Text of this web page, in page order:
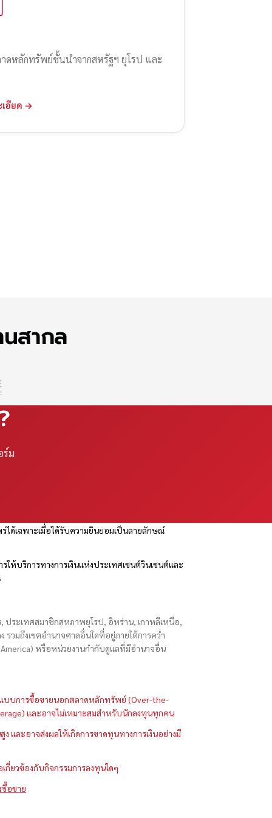
ดหลักทรัพย์ชั้นนำจากสหรัฐฯ ยุโรป และ
เอียด →
สากล
ร์ม
ได้เฉพาะเมื่อได้รับความยินยอมเป็นลายลักษณ์
ห้บริการทางการเงินแห่งประเทศเซนต์วินเซนต์และ
ประเทศสมาชิกสหภาพยุโรป, อิหร่าน, เกาหลีเหนือ,
รวมถึงเขตอำนาจศาลอื่นใดที่อยู่ภายใต้การคว่ำ
หรือหน่วยงานกำกับดูแลที่มีอำนาจอื่น
แบบการซื้อขายนอกตลาดหลักทรัพย์ (Over-the-
และอาจไม่เหมาะสมสำหรับนักลงทุนทุกคน
ง และอาจส่งผลให้เกิดการขาดทุนทางการเงินอย่างมี
กี่ยวข้องกับกิจกรรมการลงทุนใดๆ
ซื้อขาย